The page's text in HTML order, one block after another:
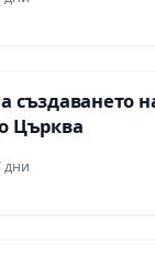
създаването
Църква
дни